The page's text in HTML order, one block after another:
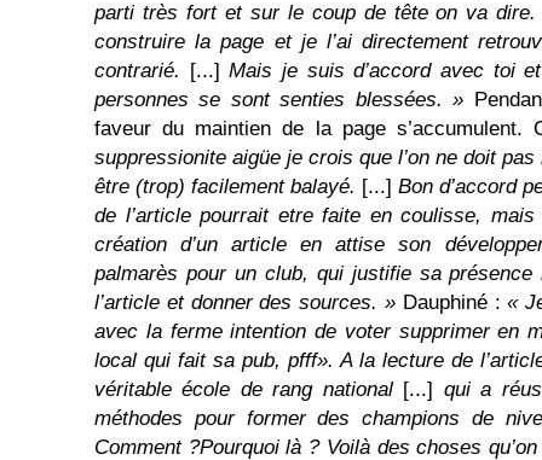
parti très fort et sur le coup de tête on va
construire la page et je l’ai directement
contrarié. [...] Mais je suis d’accord avec toi
personnes se sont senties blessées. »
faveur du maintien de la page
suppressionite aigüe je crois que l’on ne doit
être (trop) facilement balayé. [...] Bon d’accord
de l’article pourrait etre faite en coulisse,
création d’un article en attise son
palmarès pour un club, qui justifie sa
l’article et donner des sources. » Dauphiné :«
avec la ferme intention de voter supprimer en
local qui fait sa pub, pfff». A la lecture de
véritable école de rang national [...] qui a
méthodes pour former des champions de
Comment ?Pourquoi là ? Voilà des choses